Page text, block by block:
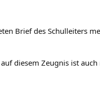
Brief des Schulleiters
diesem Zeugnis ist